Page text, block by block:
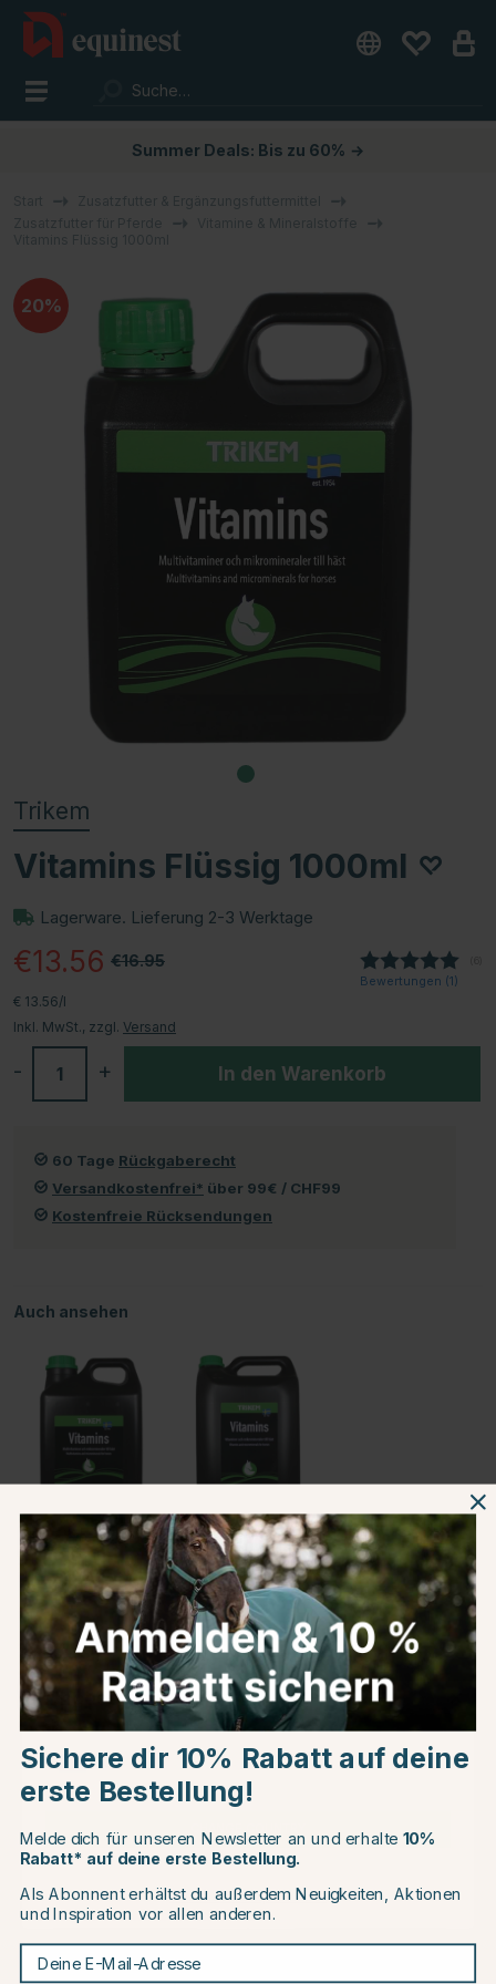
Summer Deals: Bis zu 60% →
20
Trikem
Vitamins Flüssig 1000ml
Lagerware. Lieferung 2-3 Werktage
€16.95
€13.56
Bewertungen (1)
€ 13.56/l
Inkl. MwSt., zzgl. Versand
+
- In den Warenkorb
60 Tage Rückgaberecht
Versandkostenfrei* über 99€ / CHF99
Kostenfreie Rücksendungen
Auch ansehen
2.5L 5L
Produktinformationen
Über die Marke
Kundenbewertungen
Andere Produkte, die Ihnen gefallen könnten
20 25
Choose country
EU
Continue to equinest.de
Sichere dir 10% Rabatt auf deine
erste Bestellung!
Melde dich für unseren Newsletter an und erhalte 10%
Rabatt* auf deine erste Bestellung.
Als Abonnent erhältst du außerdem Neuigkeiten, Aktionen
und Inspiration vor allen anderen.
Deine E-Mail-Adresse